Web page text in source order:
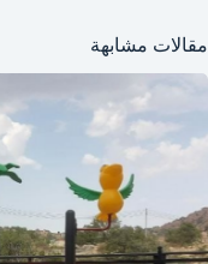
مقالات مشابهة